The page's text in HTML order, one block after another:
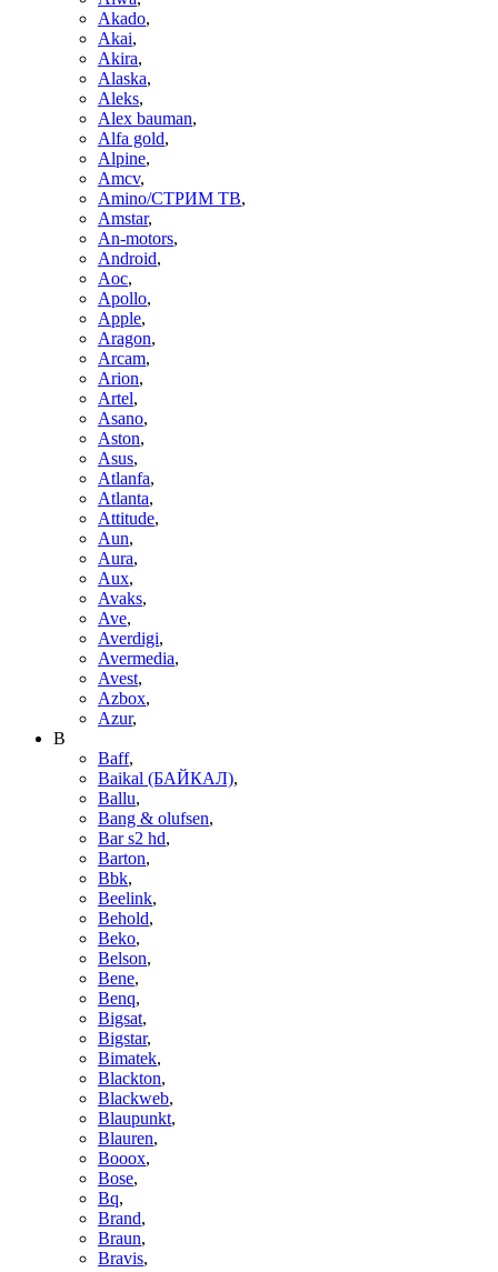
Akado,
Akai,
Akira,
Alaska,
Aleks,
Alex bauman,
Alfa gold,
Alpine,
Amcv,
Amino/СТРИМ ТВ,
Amstar,
An-motors,
Android,
Aoc,
Apollo,
Apple,
Aragon,
Arcam,
Arion,
Artel,
Asano,
Aston,
Asus,
Atlanfa,
Atlanta,
Attitude,
Aun,
Aura,
Aux,
Avaks,
Ave,
Averdigi,
Avermedia,
Avest,
Azbox,
Azur,
B
Baff,
Baikal (БАЙКАЛ),
Ballu,
Bang & olufsen,
Bar s2 hd,
Barton,
Bbk,
Beelink,
Behold,
Beko,
Belson,
Bene,
Benq,
Bigsat,
Bigstar,
Bimatek,
Blackton,
Blackweb,
Blaupunkt,
Blauren,
Booox,
Bose,
Bq,
Brand,
Braun,
Bravis,